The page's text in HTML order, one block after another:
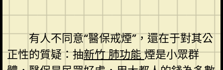
有人不同意“醫保戒煙”，還在于對其公
正性的質疑：抽新竹 肺功能煙是小眾群